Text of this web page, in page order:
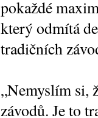
pokaždé
který odmítá
tradičních
„Nemyslím si,
závodů. Je to